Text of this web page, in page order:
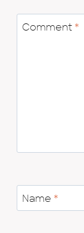
Comment *
Name *